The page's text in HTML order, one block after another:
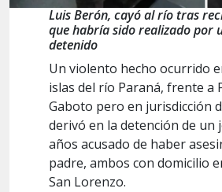
Luis Berón, cayó al río tras
que habría sido realizado por
detenido
Un violento hecho ocurrido
islas del río Paraná, frente a
Gaboto pero en jurisdicción
derivó en la detención de un
años acusado de haber
padre, ambos con domicilio
San Lorenzo.